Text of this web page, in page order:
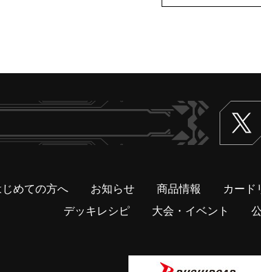
じめての方へ お知らせ 商品情報 カード
デッキレシピ
大会・イベント